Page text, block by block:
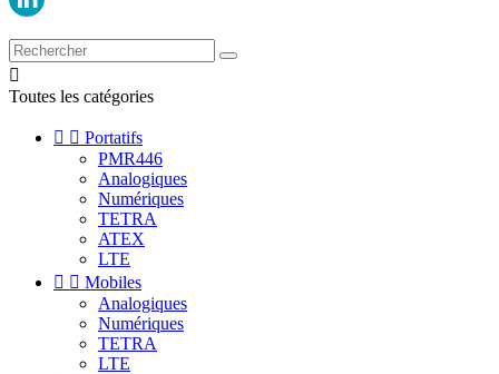

Toutes les catégories
  Portatifs
PMR446
Analogiques
Numériques
TETRA
ATEX
LTE
  Mobiles
Analogiques
Numériques
TETRA
LTE